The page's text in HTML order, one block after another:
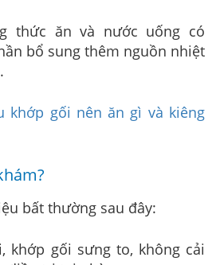
thức ăn và nước uống có
bổ sung thêm nguồn nhiệt
khớp gối nên ăn gì và kiêng
bất thường sau đây:
khớp gối sưng to, không cải